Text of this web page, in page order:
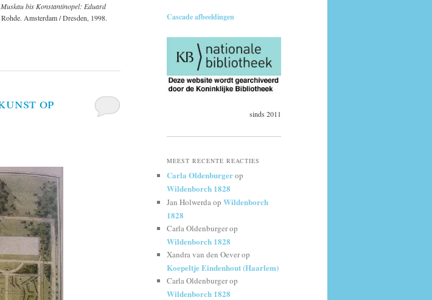
Muskau bis Konstantinopel: Eduard
Amsterdam / Dresden, 1998.
op
Cascade afbeeldingen
sinds 2011
MEEST RECENTE REACTIES
Carla Oldenburgerop
Wildenborch 1828
Jan Holwerdaop Wildenborch
1828
Carla Oldenburgerop
Wildenborch 1828
Xandra van den Oeverop
Koepeltje Eindenhout (Haarlem)
Carla Oldenburgerop
Wildenborch 1828